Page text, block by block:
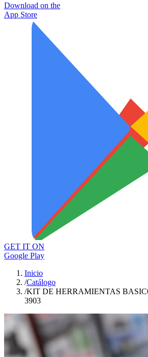
Download on the
App Store
GET IT ON
Google Play
Inicio
/Catálogo
/KIT DE HERRAMIENTAS
3903